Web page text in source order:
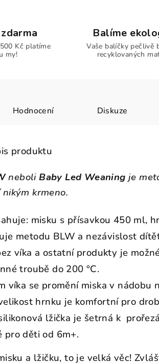
Kč platíme
my!
Balíme
Vaše balíčky pečlivě
recyklovaných
Hodnocení Diskuze
produktu
neboli Baby Led Weaning je
krmeno.
misku s přísavkou 450 ml,
metodu BLW a nezávislost
víka a ostatní produkty je
troubě do 200 °C.
víka se promění miska v nádobu
hrnku je komfortní pro
lžička je šetrná k
pro děti od 6m+.
a lžičku, to je velká věc!